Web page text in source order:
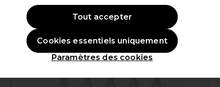
Paramètres des cookies
Cookies essentiels uniquement
Tout accepter